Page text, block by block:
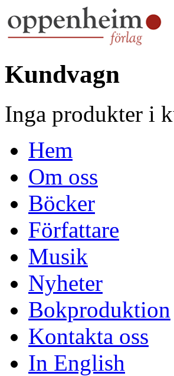
Kundvagn
Inga produkter i
Hem
Om oss
Böcker
Författare
Musik
Nyheter
Bokproduktion
Kontakta oss
In English